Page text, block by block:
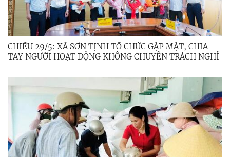
CHIỀU 29/5: XÃ SƠN TỊNH TỔ CHỨC GẶP MẶT, CHIA
TAY NGƯỜI HOẠT ĐỘNG KHÔNG CHUYÊN TRÁCH NGHỈ